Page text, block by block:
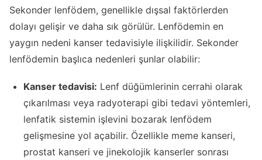
Sekonder lenfödem, genellikle dışsal faktörlerden
dolayı gelişir ve daha sık görülür. Lenfödemin en
yaygın nedeni kanser tedavisiyle ilişkilidir. Sekonder
lenfödemin başlıca nedenleri şunlar olabilir:
Kanser tedavisi: Lenf düğümlerinin cerrahi olarak
çıkarılması veya radyoterapi gibi tedavi yöntemleri,
lenfatik sistemin işlevini bozarak lenfödem
gelişmesine yol açabilir. Özellikle meme kanseri,
prostat kanseri ve jinekolojik kanserler sonrası